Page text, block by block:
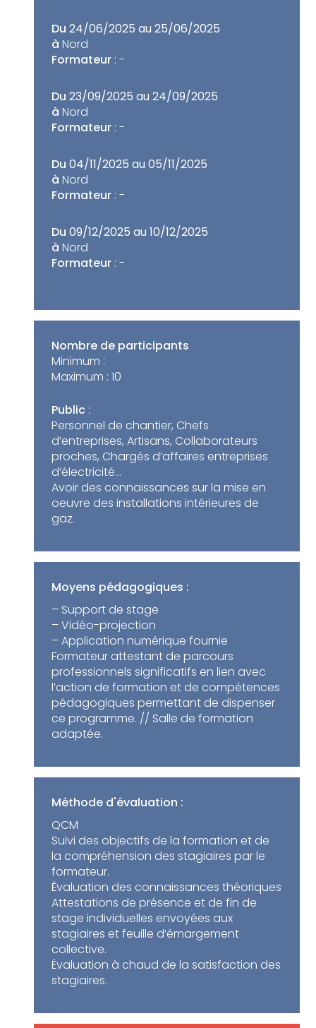
Du 24/06/2025 au 25/06/2025
à Nord
Formateur : -
Du 23/09/2025 au 24/09/2025
à Nord
Formateur : -
Du 04/11/2025 au 05/11/2025
à Nord
Formateur : -
Du 09/12/2025 au 10/12/2025
à Nord
Formateur : -
Nombre de participants
Minimum :
Maximum : 10
Public :
Personnel de chantier, Chefs
d’entreprises, Artisans, Collaborateurs
proches, Chargés d’affaires entreprises
d’électricité…
Avoir des connaissances sur la mise en
oeuvre des installations intérieures de
gaz.
Moyens pédagogiques :
– Support de stage
– Vidéo-projection
– Application numérique fournie
Formateur attestant de parcours
professionnels significatifs en lien avec
l’action de formation et de compétences
pédagogiques permettant de dispenser
ce programme. // Salle de formation
adaptée.
Méthode d'évaluation :
QCM
Suivi des objectifs de la formation et de
la compréhension des stagiaires par le
formateur.
Évaluation des connaissances théoriques
Attestations de présence et de fin de
stage individuelles envoyées aux
stagiaires et feuille d’émargement
collective.
Évaluation à chaud de la satisfaction des
stagiaires.